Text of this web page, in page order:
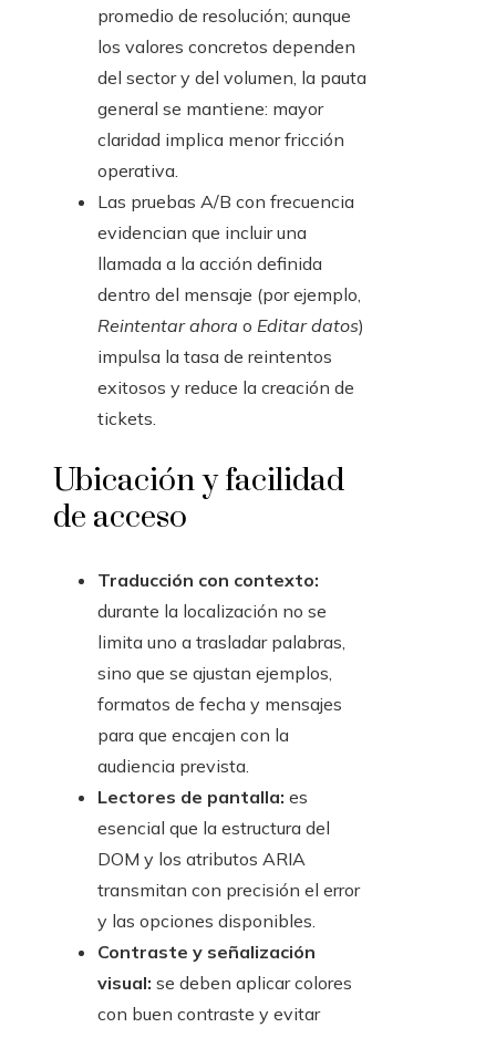
promedio de resolución; aunque
los valores concretos dependen
del sector y del volumen, la pauta
general se mantiene: mayor
claridad implica menor fricción
operativa.
Las pruebas A/B con frecuencia
evidencian que incluir una
llamada a la acción definida
dentro del mensaje (por ejemplo,
Reintentar ahora o Editar datos)
impulsa la tasa de reintentos
exitosos y reduce la creación de
tickets.
Ubicación y facilidad
de acceso
Traducción con contexto:
durante la localización no se
limita uno a trasladar palabras,
sino que se ajustan ejemplos,
formatos de fecha y mensajes
para que encajen con la
audiencia prevista.
Lectores de pantalla: es
esencial que la estructura del
DOM y los atributos ARIA
transmitan con precisión el error
y las opciones disponibles.
Contraste y señalización
visual: se deben aplicar colores
con buen contraste y evitar